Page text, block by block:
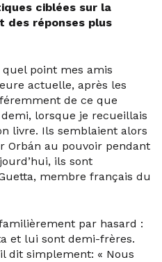
ciblées sur la
des réponses plus
point mes amis
actuelle, après les
de ce que
lorsque je recueillais
livre. Ils semblaient alors
Orbán au pouvoir pendant
ils sont
membre français du
par hasard :
et lui sont demi-frères.
dit simplement: « Nous